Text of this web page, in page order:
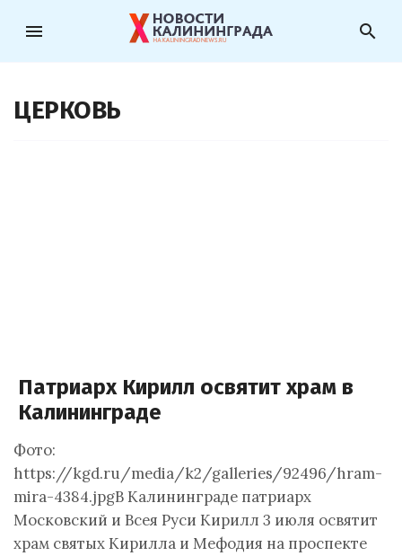
menu search
ЦЕРКОВЬ
Патриарх Кирилл освятит храм в
Калининграде
Фото:
https://kgd.ru/media/k2/galleries/92496/hram-
mira-4384.jpgВ Калининграде патриарх
Московский и Всея Руси Кирилл 3 июля освятит
храм святых Кирилла и Мефодия на проспекте